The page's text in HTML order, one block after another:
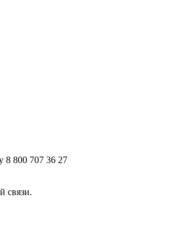
8 800 707 36 27
связи.